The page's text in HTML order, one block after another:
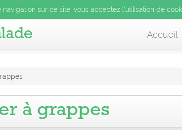
navigation sur ce site, vous acceptez l’utilisation
Accueil
navigation sur ce site, vous acceptez l’utilisation de
ce site, vous acceptez l’utilisation de
à grappes